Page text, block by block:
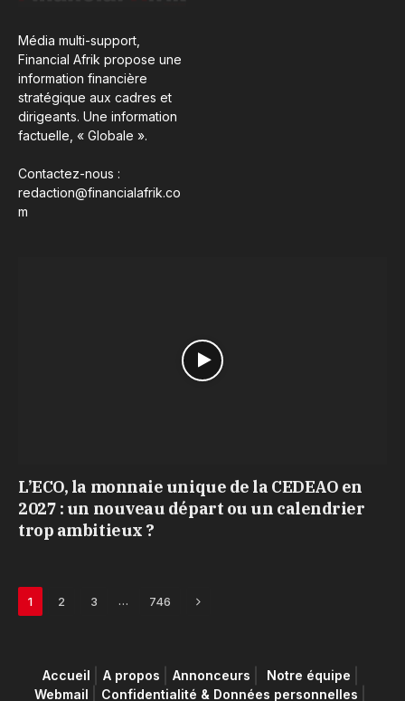
Média multi-support,
Financial Afrik propose une
information financière
stratégique aux cadres et
dirigeants. Une information
factuelle, « Globale ».
Contactez-nous :
redaction@financialafrik.co
m
L’ECO, la monnaie unique de la CEDEAO en
2027 : un nouveau départ ou un calendrier
trop ambitieux ?
1 2 3 … 746 Next
Accueil A propos Annonceurs
Notre équipe
Webmail
Confidentialité & Données personnelles